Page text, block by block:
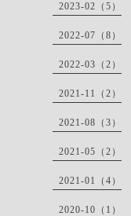
2023-02（5）
2022-07（8）
2022-03（2）
2021-11（2）
2021-08（3）
2021-05（2）
2021-01（4）
2020-10（1）